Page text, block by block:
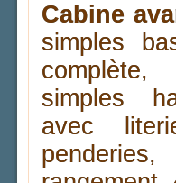
Cabine
simples
simples
avec